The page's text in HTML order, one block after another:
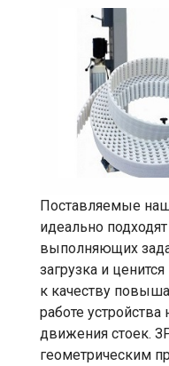
Поставляемые
идеально
выполняющих
загрузка и
к качеству
работе
движения стоек.
геометрическим